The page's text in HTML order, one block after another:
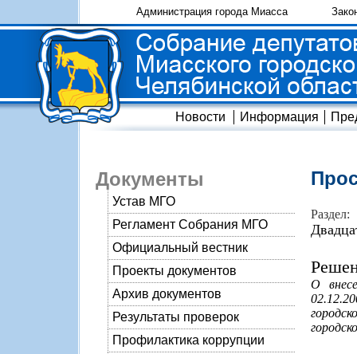
Администрация города Миасса
Новости Информация
Документы
Устав МГО
Регламент Собрания МГО
Официальный вестник
Проекты документов
Архив документов
Результаты проверок
Профилактика коррупции
Раздел:
О